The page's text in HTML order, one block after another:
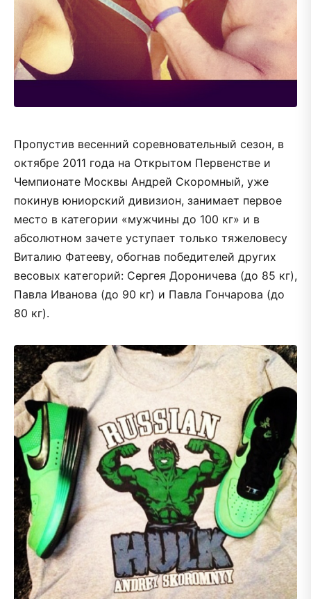
Пропустив весенний соревновательный сезон, в
октябре 2011 года на Открытом Первенстве и
Чемпионате Москвы Андрей Скоромный, уже
покинув юниорский дивизион, занимает первое
место в категории «мужчины до 100 кг» и в
абсолютном зачете уступает только тяжеловесу
Виталию Фатееву, обогнав победителей других
весовых категорий: Сергея Дороничева (до 85 кг),
Павла Иванова (до 90 кг) и Павла Гончарова (до
80 кг).